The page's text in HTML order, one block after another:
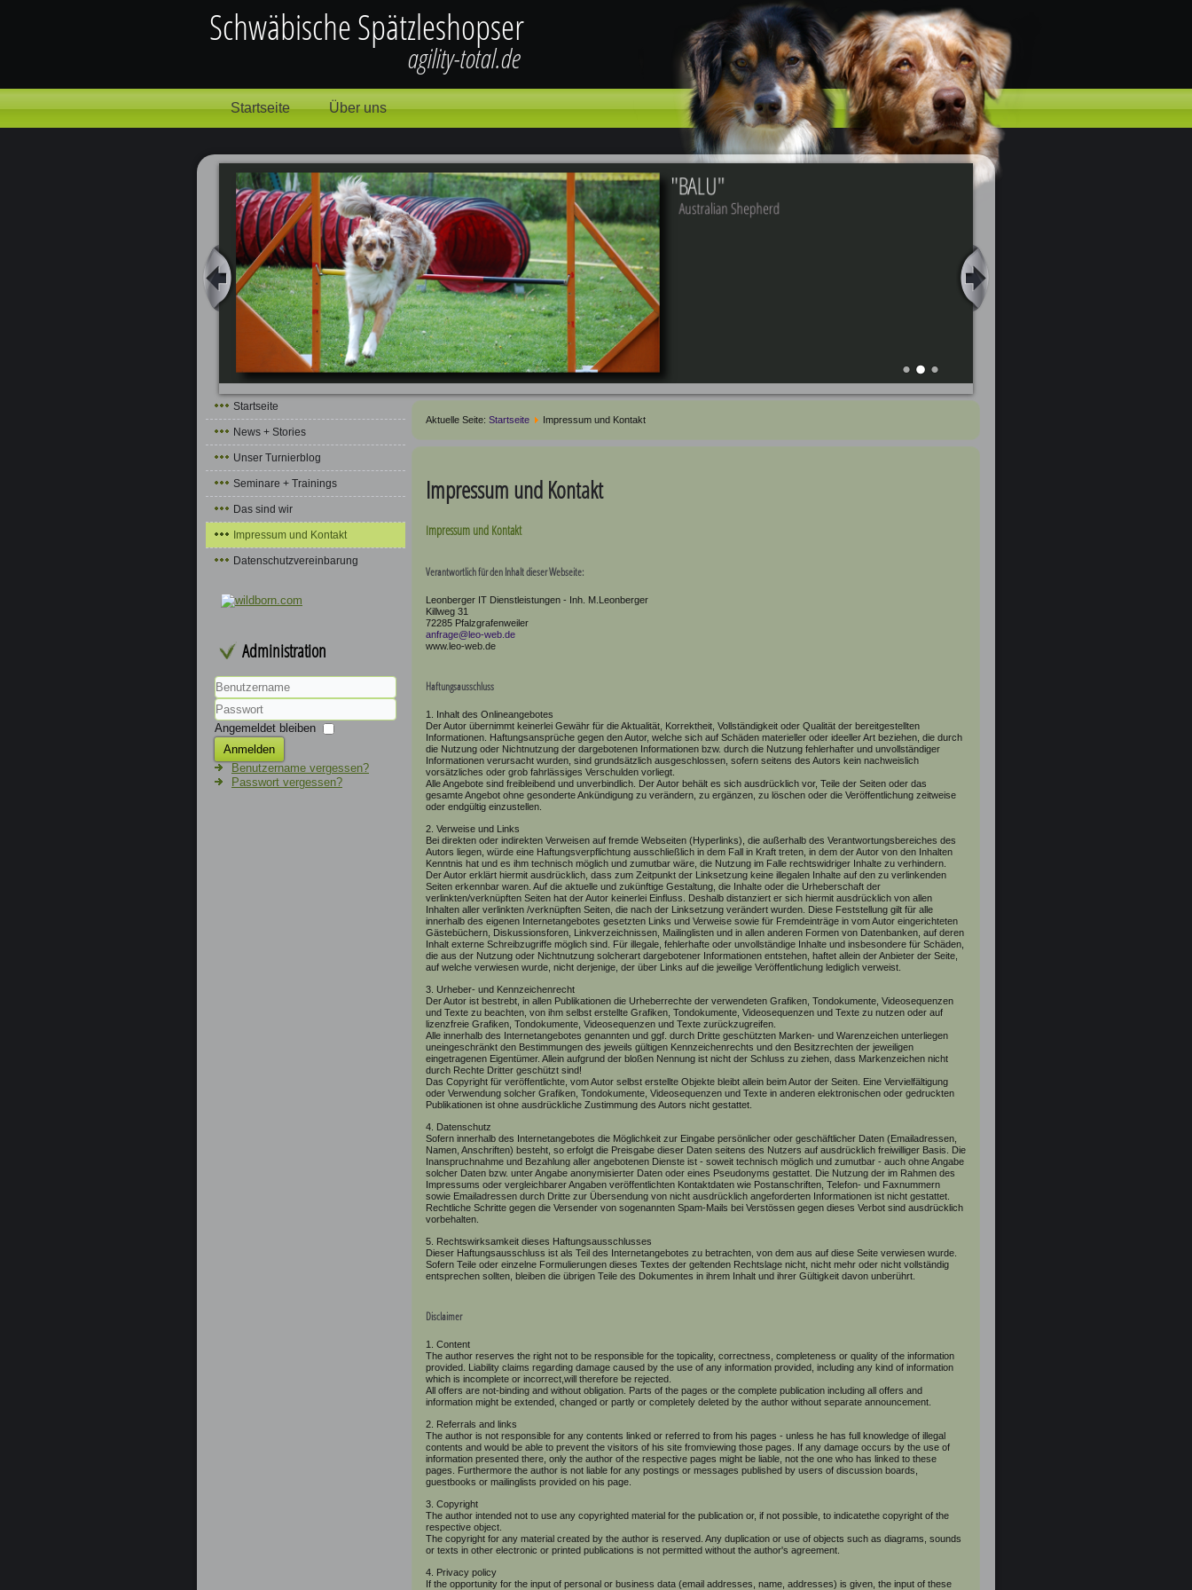
Startseite Über uns
Startseite
News + Stories
Unser Turnierblog
Seminare + Trainings
Das sind wir
Impressum und Kontakt
Datenschutzvereinbarung
Administration
Benutzername
Passwort
Angemeldet bleiben
Anmelden
Benutzername vergessen?
Passwort vergessen?
Aktuelle Seite: Startseite Impressum und Kontakt
Impressum und Kontakt
Impressum und Kontakt
Verantwortlich für den Inhalt dieser Webseite:
Leonberger IT Dienstleistungen - Inh. M.Leonberger
Killweg 31
72285 Pfalzgrafenweiler
anfrage@leo-web.de
www.leo-web.de
Haftungsausschluss
1. Inhalt des Onlineangebotes
Der Autor übernimmt keinerlei Gewähr für die Aktualität, Korrektheit, Vollständigkeit oder Qualität der bereitgestellten
Informationen. Haftungsansprüche gegen den Autor, welche sich auf Schäden materieller oder ideeller Art beziehen, die durch
die Nutzung oder Nichtnutzung der dargebotenen Informationen bzw. durch die Nutzung fehlerhafter und unvollständiger
Informationen verursacht wurden, sind grundsätzlich ausgeschlossen, sofern seitens des Autors kein nachweislich
vorsätzliches oder grob fahrlässiges Verschulden vorliegt.
Alle Angebote sind freibleibend und unverbindlich. Der Autor behält es sich ausdrücklich vor, Teile der Seiten oder das
gesamte Angebot ohne gesonderte Ankündigung zu verändern, zu ergänzen, zu löschen oder die Veröffentlichung zeitweise
oder endgültig einzustellen.
2. Verweise und Links
Bei direkten oder indirekten Verweisen auf fremde Webseiten (Hyperlinks), die außerhalb des Verantwortungsbereiches des
Autors liegen, würde eine Haftungsverpflichtung ausschließlich in dem Fall in Kraft treten, in dem der Autor von den Inhalten
Kenntnis hat und es ihm technisch möglich und zumutbar wäre, die Nutzung im Falle rechtswidriger Inhalte zu verhindern.
Der Autor erklärt hiermit ausdrücklich, dass zum Zeitpunkt der Linksetzung keine illegalen Inhalte auf den zu verlinkenden
Seiten erkennbar waren. Auf die aktuelle und zukünftige Gestaltung, die Inhalte oder die Urheberschaft der
verlinkten/verknüpften Seiten hat der Autor keinerlei Einfluss. Deshalb distanziert er sich hiermit ausdrücklich von allen
Inhalten aller verlinkten /verknüpften Seiten, die nach der Linksetzung verändert wurden. Diese Feststellung gilt für alle
innerhalb des eigenen Internetangebotes gesetzten Links und Verweise sowie für Fremdeinträge in vom Autor eingerichteten
Gästebüchern, Diskussionsforen, Linkverzeichnissen, Mailinglisten und in allen anderen Formen von Datenbanken, auf deren
Inhalt externe Schreibzugriffe möglich sind. Für illegale, fehlerhafte oder unvollständige Inhalte und insbesondere für Schäden,
die aus der Nutzung oder Nichtnutzung solcherart dargebotener Informationen entstehen, haftet allein der Anbieter der Seite,
auf welche verwiesen wurde, nicht derjenige, der über Links auf die jeweilige Veröffentlichung lediglich verweist.
3. Urheber- und Kennzeichenrecht
Der Autor ist bestrebt, in allen Publikationen die Urheberrechte der verwendeten Grafiken, Tondokumente, Videosequenzen
und Texte zu beachten, von ihm selbst erstellte Grafiken, Tondokumente, Videosequenzen und Texte zu nutzen oder auf
lizenzfreie Grafiken, Tondokumente, Videosequenzen und Texte zurückzugreifen.
Alle innerhalb des Internetangebotes genannten und ggf. durch Dritte geschützten Marken- und Warenzeichen unterliegen
uneingeschränkt den Bestimmungen des jeweils gültigen Kennzeichenrechts und den Besitzrechten der jeweiligen
eingetragenen Eigentümer. Allein aufgrund der bloßen Nennung ist nicht der Schluss zu ziehen, dass Markenzeichen nicht
durch Rechte Dritter geschützt sind!
Das Copyright für veröffentlichte, vom Autor selbst erstellte Objekte bleibt allein beim Autor der Seiten. Eine Vervielfältigung
oder Verwendung solcher Grafiken, Tondokumente, Videosequenzen und Texte in anderen elektronischen oder gedruckten
Publikationen ist ohne ausdrückliche Zustimmung des Autors nicht gestattet.
4. Datenschutz
Sofern innerhalb des Internetangebotes die Möglichkeit zur Eingabe persönlicher oder geschäftlicher Daten (Emailadressen,
Namen, Anschriften) besteht, so erfolgt die Preisgabe dieser Daten seitens des Nutzers auf ausdrücklich freiwilliger Basis. Die
Inanspruchnahme und Bezahlung aller angebotenen Dienste ist - soweit technisch möglich und zumutbar - auch ohne Angabe
solcher Daten bzw. unter Angabe anonymisierter Daten oder eines Pseudonyms gestattet. Die Nutzung der im Rahmen des
Impressums oder vergleichbarer Angaben veröffentlichten Kontaktdaten wie Postanschriften, Telefon- und Faxnummern
sowie Emailadressen durch Dritte zur Übersendung von nicht ausdrücklich angeforderten Informationen ist nicht gestattet.
Rechtliche Schritte gegen die Versender von sogenannten Spam-Mails bei Verstössen gegen dieses Verbot sind ausdrücklich
vorbehalten.
5. Rechtswirksamkeit dieses Haftungsausschlusses
Dieser Haftungsausschluss ist als Teil des Internetangebotes zu betrachten, von dem aus auf diese Seite verwiesen wurde.
Sofern Teile oder einzelne Formulierungen dieses Textes der geltenden Rechtslage nicht, nicht mehr oder nicht vollständig
entsprechen sollten, bleiben die übrigen Teile des Dokumentes in ihrem Inhalt und ihrer Gültigkeit davon unberührt.
Disclaimer
1. Content
The author reserves the right not to be responsible for the topicality, correctness, completeness or quality of the information
provided. Liability claims regarding damage caused by the use of any information provided, including any kind of information
which is incomplete or incorrect,will therefore be rejected.
All offers are not-binding and without obligation. Parts of the pages or the complete publication including all offers and
information might be extended, changed or partly or completely deleted by the author without separate announcement.
2. Referrals and links
The author is not responsible for any contents linked or referred to from his pages - unless he has full knowledge of illegal
contents and would be able to prevent the visitors of his site fromviewing those pages. If any damage occurs by the use of
information presented there, only the author of the respective pages might be liable, not the one who has linked to these
pages. Furthermore the author is not liable for any postings or messages published by users of discussion boards,
guestbooks or mailinglists provided on his page.
3. Copyright
The author intended not to use any copyrighted material for the publication or, if not possible, to indicatethe copyright of the
respective object.
The copyright for any material created by the author is reserved. Any duplication or use of objects such as diagrams, sounds
or texts in other electronic or printed publications is not permitted without the author's agreement.
4. Privacy policy
If the opportunity for the input of personal or business data (email addresses, name, addresses) is given, the input of these